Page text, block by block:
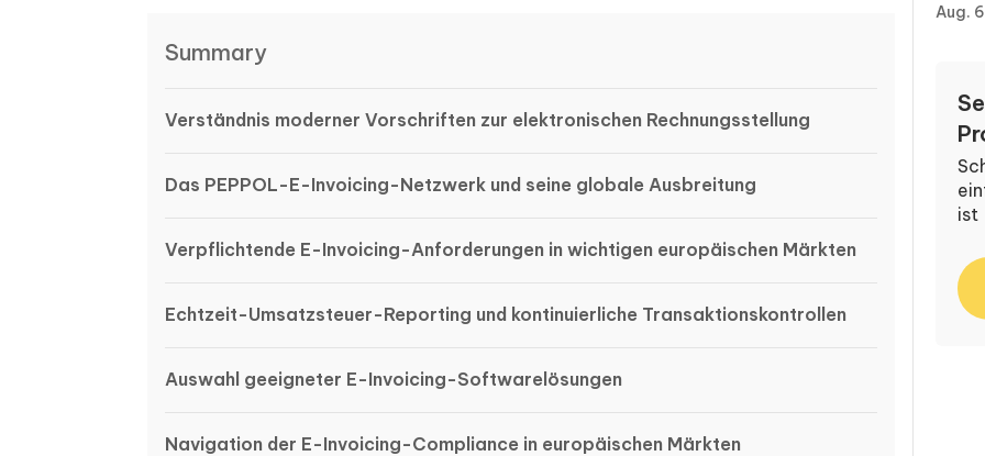
Summary
Verständnis moderner Vorschriften zur elektronischen Rechnungsstellung
Das PEPPOL-E-Invoicing-Netzwerk und seine globale Ausbreitung
Verpflichtende E-Invoicing-Anforderungen in wichtigen europäischen Märkten
Echtzeit-Umsatzsteuer-Reporting und kontinuierliche Transaktionskontrollen
Auswahl geeigneter E-Invoicing-Softwarelösungen
Navigation der E-Invoicing-Compliance in europäischen Märkten
Aug.
ist